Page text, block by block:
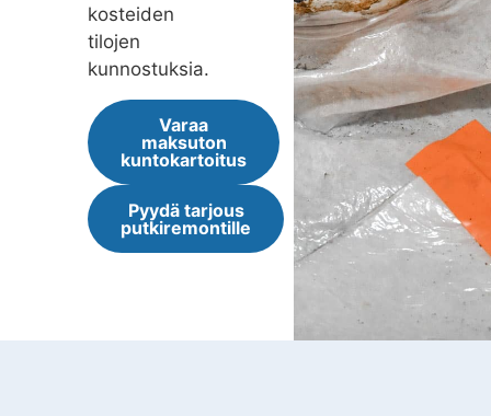
kosteiden
tilojen
kunnostuksia.
Varaa
maksuton
kuntokartoitus
Pyydä tarjous
putkiremontille